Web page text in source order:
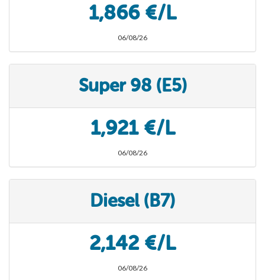
1,866 €/L
06/08/26
Super 98 (E5)
1,921 €/L
06/08/26
Diesel (B7)
2,142 €/L
06/08/26